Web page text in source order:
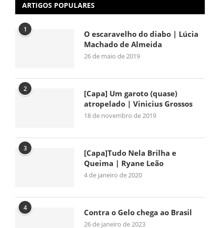
ARTIGOS POPULARES
1
O escaravelho do diabo | Lúcia
Machado de Almeida
26 de maio de 2019
2
[Capa] Um garoto (quase)
atropelado | Vinicius Grossos
18 de novembro de 2019
3
[Capa]Tudo Nela Brilha e
Queima | Ryane Leão
4 de janeiro de 2020
4 Contra o Gelo chega ao Brasil
26 de janeiro de 2023